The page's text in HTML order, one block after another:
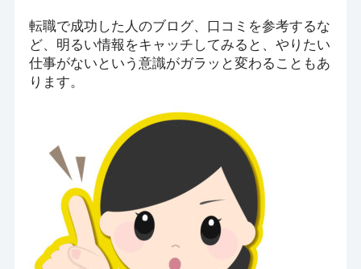
転職で成功した人のブログ、口コミを参考するな
ど、明るい情報をキャッチしてみると、やりたい
仕事がないという意識がガラッと変わることもあ
ります。